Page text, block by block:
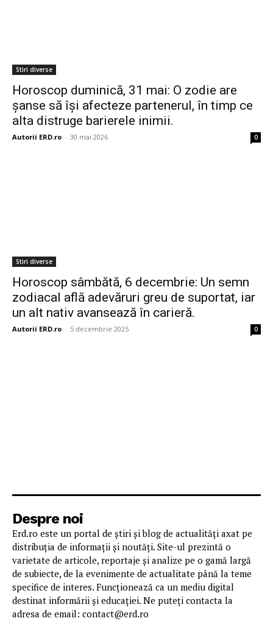
Stiri diverse
Horoscop duminică, 31 mai: O zodie are
șanse să își afecteze partenerul, în timp ce
alta distruge barierele inimii.
Autorii ERD.ro - 30 mai 2026 0
Stiri diverse
Horoscop sâmbătă, 6 decembrie: Un semn
zodiacal află adevăruri greu de suportat, iar
un alt nativ avansează în carieră.
Autorii ERD.ro - 5 decembrie 2025 0
Despre noi
Erd.ro este un portal de știri și blog de actualități axat pe
distribuția de informații și noutăți. Site-ul prezintă o
varietate de articole, reportaje și analize pe o gamă largă
de subiecte, de la evenimente de actualitate până la teme
specifice de interes. Funcționează ca un mediu digital
destinat informării și educației. Ne puteți contacta la
adresa de email: contact@erd.ro